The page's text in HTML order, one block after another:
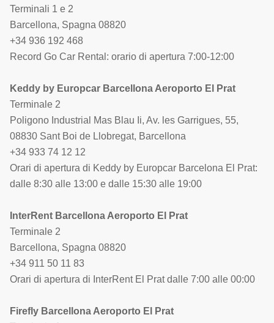
Terminali 1 e 2
Barcellona, Spagna 08820
+34 936 192 468
Record Go Car Rental: orario di apertura 7:00-12:00
Keddy by Europcar Barcellona Aeroporto El Prat
Terminale 2
Poligono Industrial Mas Blau Ii, Av. les Garrigues, 55,
08830 Sant Boi de Llobregat, Barcellona
+34 933 74 12 12
Orari di apertura di Keddy by Europcar Barcelona El Prat:
dalle 8:30 alle 13:00 e dalle 15:30 alle 19:00
InterRent Barcellona Aeroporto El Prat
Terminale 2
Barcellona, Spagna 08820
+34 911 50 11 83
Orari di apertura di InterRent El Prat dalle 7:00 alle 00:00
Firefly Barcellona Aeroporto El Prat